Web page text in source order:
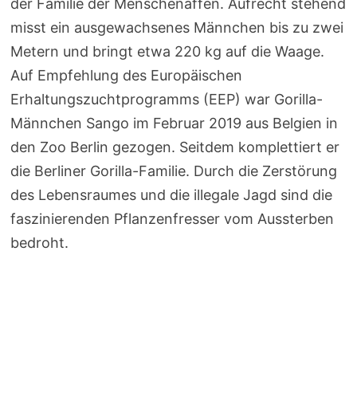
misst ein ausgewachsenes Männchen bis zu zwei
Metern und bringt etwa 220 kg auf die Waage.
Auf Empfehlung des Europäischen
Erhaltungszuchtprogramms (EEP) war Gorilla-
Männchen Sango im Februar 2019 aus Belgien in
den Zoo Berlin gezogen. Seitdem komplettiert er
die Berliner Gorilla-Familie. Durch die Zerstörung
des Lebensraumes und die illegale Jagd sind die
faszinierenden Pflanzenfresser vom Aussterben
bedroht.